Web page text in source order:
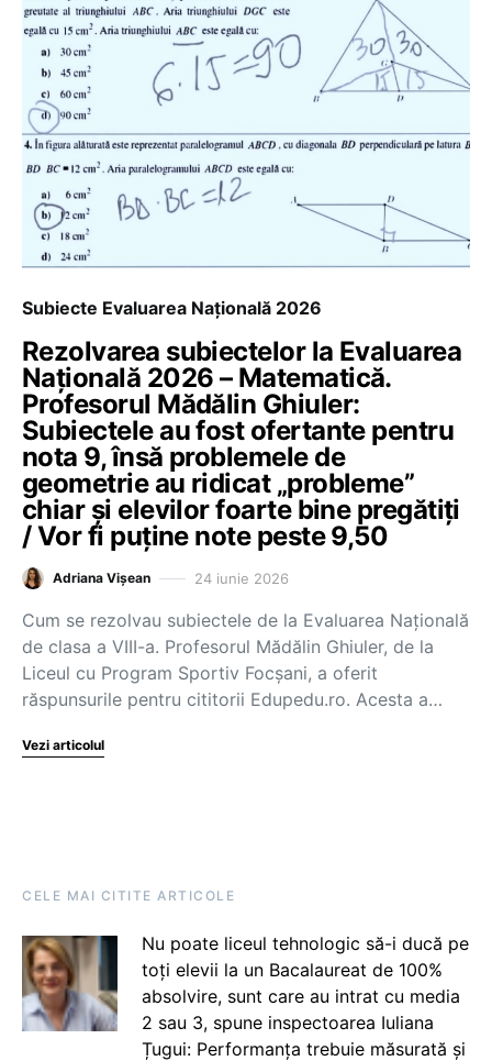
Subiecte Evaluarea Națională 2026
Rezolvarea subiectelor la Evaluarea
Națională 2026 – Matematică.
Profesorul Mădălin Ghiuler:
Subiectele au fost ofertante pentru
nota 9, însă problemele de
geometrie au ridicat „probleme”
chiar și elevilor foarte bine pregătiți
/ Vor fi puține note peste 9,50
Adriana Vișean 24 iunie 2026
Cum se rezolvau subiectele de la Evaluarea Națională
de clasa a VIII-a. Profesorul Mădălin Ghiuler, de la
Liceul cu Program Sportiv Focșani, a oferit
răspunsurile pentru cititorii Edupedu.ro. Acesta a…
Vezi articolul
CELE MAI CITITE ARTICOLE
Nu poate liceul tehnologic să-i ducă pe
toți elevii la un Bacalaureat de 100%
absolvire, sunt care au intrat cu media
2 sau 3, spune inspectoarea Iuliana
Țugui: Performanța trebuie măsurată și